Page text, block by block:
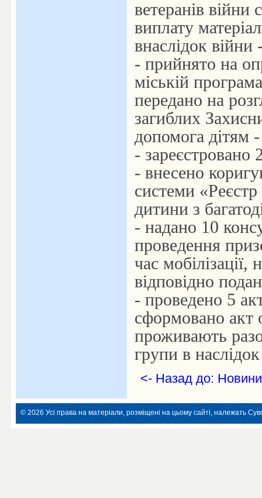
ветеранів
виплату
внаслідок війни
- прийнято на
міській
передано на
загиблих
допомога дітям
- зареєстровано
- внесено
системи «Реєстр
дитини з
- надано 10
проведення
час
відповідно
- проведено 5
сформовано акт
проживають
групи в
<- Назад до: Новини
© 2026 Усі права на матеріали, розміщені на цьому сайті, належать